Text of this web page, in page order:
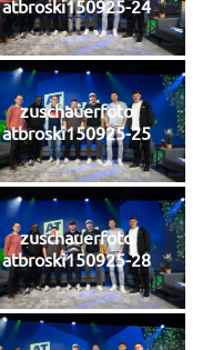
atbroski150925-24
zuschauerfoto
atbroski150925-25
zuschauerfoto
atbroski150925-28